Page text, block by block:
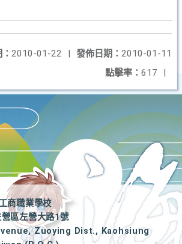
發佈日期： 2010-01-11
2010-01-22
|
點擊率： 617 |
商職業學校
區左營大路1號
Zuoying Dist., Kaohsiung